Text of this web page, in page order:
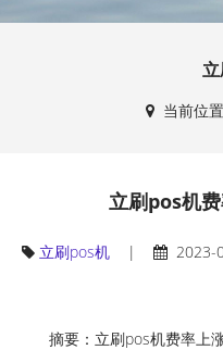
当前位
立刷pos机
立刷pos机| 2023-
摘要：立刷pos机费率上